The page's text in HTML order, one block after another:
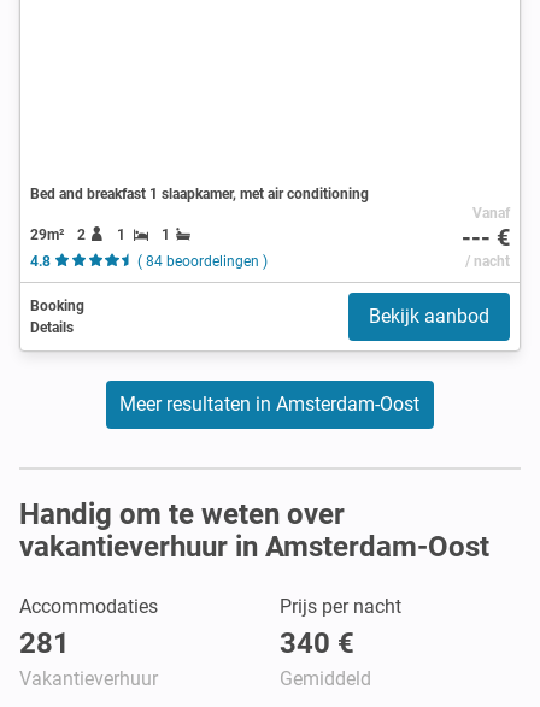
Bed and breakfast 1 slaapkamer, met air conditioning
29m² 2 1
1
4.8
( 84 beoordelingen )
Vanaf
--- €
/ nacht
Booking
Details
Bekijk aanbod
Meer resultaten in Amsterdam-Oost
Handig om te weten over
vakantieverhuur in Amsterdam-Oost
Accommodaties
281
Vakantieverhuur
Prijs per nacht
340 €
Gemiddeld